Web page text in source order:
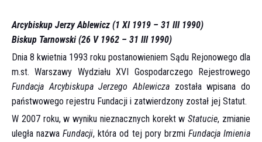
Arcybiskup Jerzy Ablewicz (1 XI 1919 – 31 III 1990)
Biskup Tarnowski (26 V 1962 – 31 III 1990)
Dnia 8 kwietnia 1993 roku postanowieniem Sądu Rejonowego dla
m.st. War­szawy Wydziału XVI Gospodarczego Rejestrowego
Fun­dacja Arcybiskupa Jerzego Ablewicza została wpisana do
państwowego rejestru Fundacji i zatwierdzony został jej Statut.
W 2007 roku, w wyniku nieznacznych korekt wStatucie, zmianie
uległa nazwaFundacji, która od tej pory brzmi Fundacja Imienia